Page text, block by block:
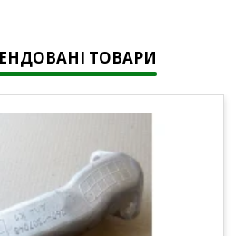
ТОВАРИ